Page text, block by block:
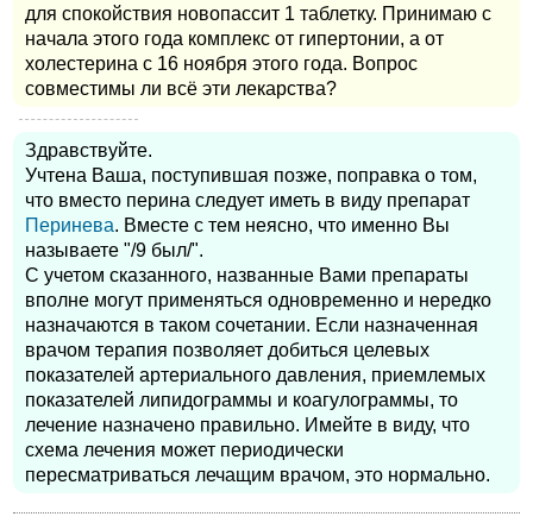
для спокойствия новопассит 1 таблетку. Принимаю с
начала этого года комплекс от гипертонии, а от
холестерина с 16 ноября этого года. Вопрос
совместимы ли всё эти лекарства?
Здравствуйте.
Учтена Ваша, поступившая позже, поправка о том,
что вместо перина следует иметь в виду препарат
Перинева. Вместе с тем неясно, что именно Вы
называете "/9 был/".
С учетом сказанного, названные Вами препараты
вполне могут применяться одновременно и нередко
назначаются в таком сочетании. Если назначенная
врачом терапия позволяет добиться целевых
показателей артериального давления, приемлемых
показателей липидограммы и коагулограммы, то
лечение назначено правильно. Имейте в виду, что
схема лечения может периодически
пересматриваться лечащим врачом, это нормально.